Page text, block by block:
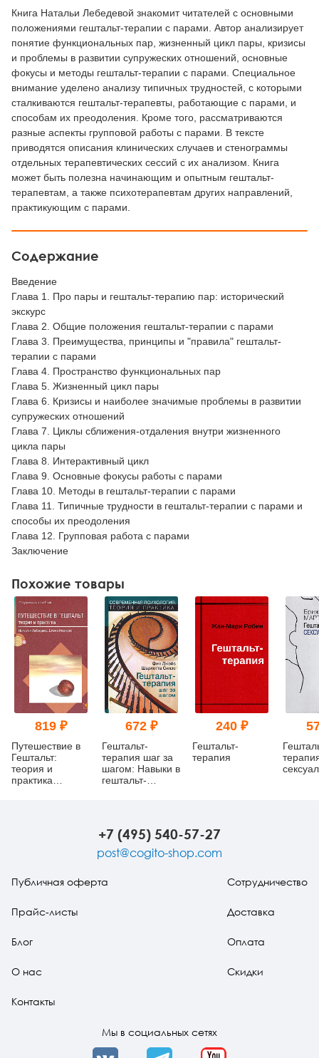
Книга Натальи Лебедевой знакомит читателей с основными
положениями гештальт-терапии с парами. Автор анализирует
понятие функциональных пар, жизненный цикл пары, кризисы
и проблемы в развитии супружеских отношений, основные
фокусы и методы гештальт-терапии с парами. Специальное
внимание уделено анализу типичных трудностей, с которыми
сталкиваются гештальт-терапевты, работающие с парами, и
способам их преодоления. Кроме того, рассматриваются
разные аспекты групповой работы с парами. В тексте
приводятся описания клинических случаев и стенограммы
отдельных терапевтических сессий с их анализом. Книга
может быть полезна начинающим и опытным гештальт-
терапевтам, а также психотерапевтам других направлений,
практикующим с парами.
Содержание
Введение
Глава 1. Про пары и гештальт-терапию пар: исторический
экскурс
Глава 2. Общие положения гештальт-терапии с парами
Глава 3. Преимущества, принципы и "правила" гештальт-
терапии с парами
Глава 4. Пространство функциональных пар
Глава 5. Жизненный цикл пары
Глава 6. Кризисы и наиболее значимые проблемы в развитии
супружеских отношений
Глава 7. Циклы сближения-отдаления внутри жизненного
цикла пары
Глава 8. Интерактивный цикл
Глава 9. Основные фокусы работы с парами
Глава 10. Методы в гештальт-терапии с парами
Глава 11. Типичные трудности в гештальт-терапии с парами и
способы их преодоления
Глава 12. Групповая работа с парами
Заключение
Похожие товары
819 ₽
Путешествие в
Гештальт:
теория и
практика
672 ₽
Гештальт-
терапия шаг за
шагом: Навыки в
гештальт-
240 ₽
Гештальт-
терапия
+7 (495) 540-57-27
post@cogito-shop.com
Публичная оферта
Прайс-листы
Блог
О нас
Контакты
Сотрудничество
Доставка
Оплата
Скидки
Мы в социальных сетях